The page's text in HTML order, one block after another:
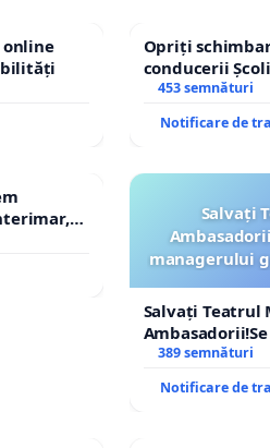
Opriți
conducerii
453 semnături
Notificare de
Salvați
managerului
Salvați Teatrul
managerului
389 semnături
Notificare de